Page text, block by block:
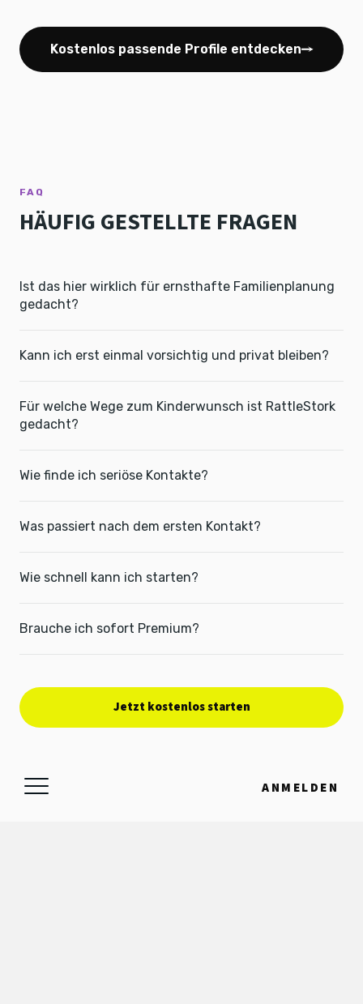
ANMELDEN
Kostenlos passende Profile entdecken
FAQ
HÄUFIG GESTELLTE FRAGEN
Ist das hier wirklich für ernsthafte Familienplanung
gedacht?
Kann ich erst einmal vorsichtig und privat bleiben?
Für welche Wege zum Kinderwunsch ist RattleStork
gedacht?
Wie finde ich seriöse Kontakte?
Was passiert nach dem ersten Kontakt?
Wie schnell kann ich starten?
Brauche ich sofort Premium?
Jetzt kostenlos starten